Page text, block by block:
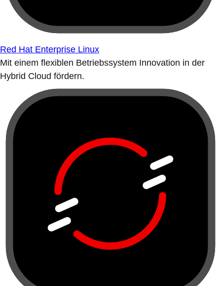
Red Hat Enterprise Linux
Mit einem flexiblen Betriebssystem Innovation in der
Hybrid Cloud fördern.